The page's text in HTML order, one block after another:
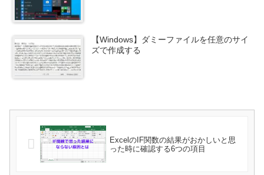
【Windows】ダミーファイルを任意のサイ
ズで作成する
ExcelのIF関数の結果がおかしいと思
った時に確認する6つの項目